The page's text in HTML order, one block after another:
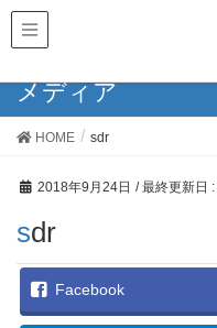
メディア
HOME sdr
2018年9月24日 / 最終更新日 :
sdr
Facebook